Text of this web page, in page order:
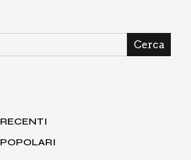
Cerca
RECENTI
POPOLARI